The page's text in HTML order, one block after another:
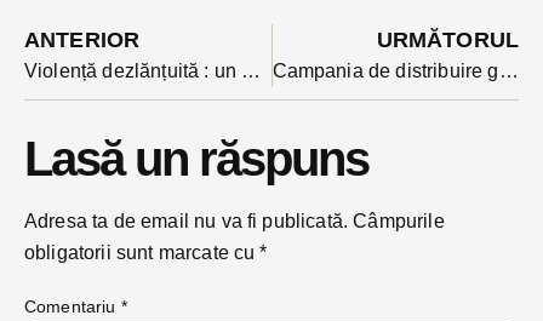
ANTERIOR
Violență dezlănțuită : un bistrițean de 20 de ani trimis în arest preventiv după ce a bătut cu salbaticie doi oameni
URMĂTORUL
Campania de distribuire gratuită a pubelelor albastre în Bistrița este pe final. Ce recomandari face distribuitorul?
Lasă un răspuns
Adresa ta de email nu va fi publicată. Câmpurile
obligatorii sunt marcate cu*
Comentariu *